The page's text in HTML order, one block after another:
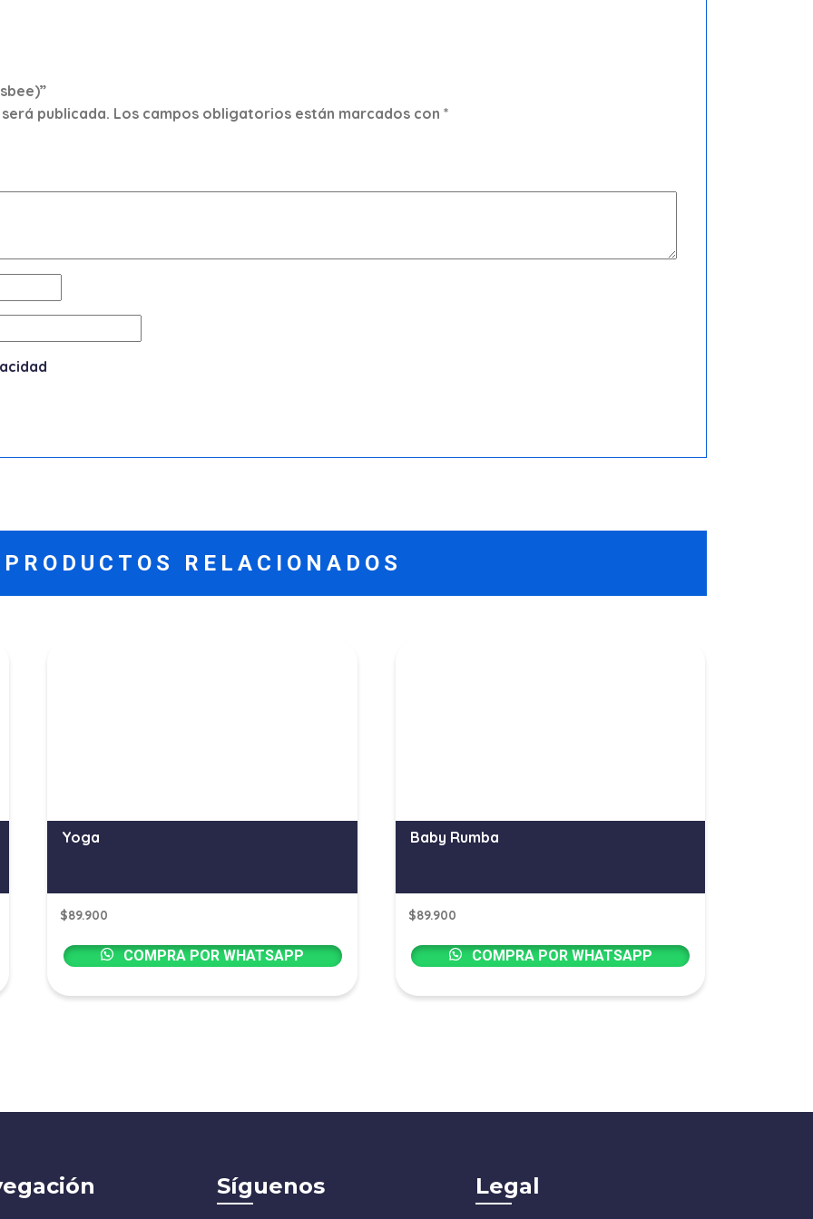
publicada. Los campos obligatorios están marcados con *
PRODUCTOS RELACIONADOS
Yoga
$89.900
COMPRA POR WHATSAPP
Baby Rumba
$89.900
COMPRA POR WHATSAPP
Síguenos Legal